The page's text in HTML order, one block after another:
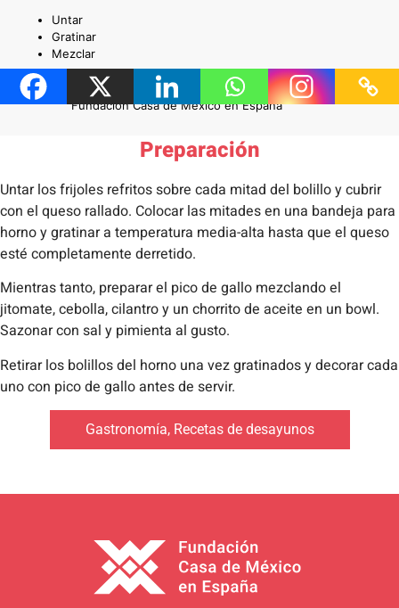
Untar
Gratinar
Mezclar
Autor
Fundación Casa de México en España
Preparación
Untar los frijoles refritos sobre cada mitad del bolillo y cubrir
con el queso rallado. Colocar las mitades en una bandeja para
horno y gratinar a temperatura media-alta hasta que el queso
esté completamente derretido.
Mientras tanto, preparar el pico de gallo mezclando el
jitomate, cebolla, cilantro y un chorrito de aceite en un bowl.
Sazonar con sal y pimienta al gusto.
Retirar los bolillos del horno una vez gratinados y decorar cada
uno con pico de gallo antes de servir.
Gastronomía, Recetas de desayunos